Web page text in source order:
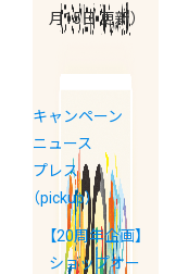
月15日 更新）
キャンペーン
ニュース
プレス
（pickup）
【20周年企画】
ショップオー